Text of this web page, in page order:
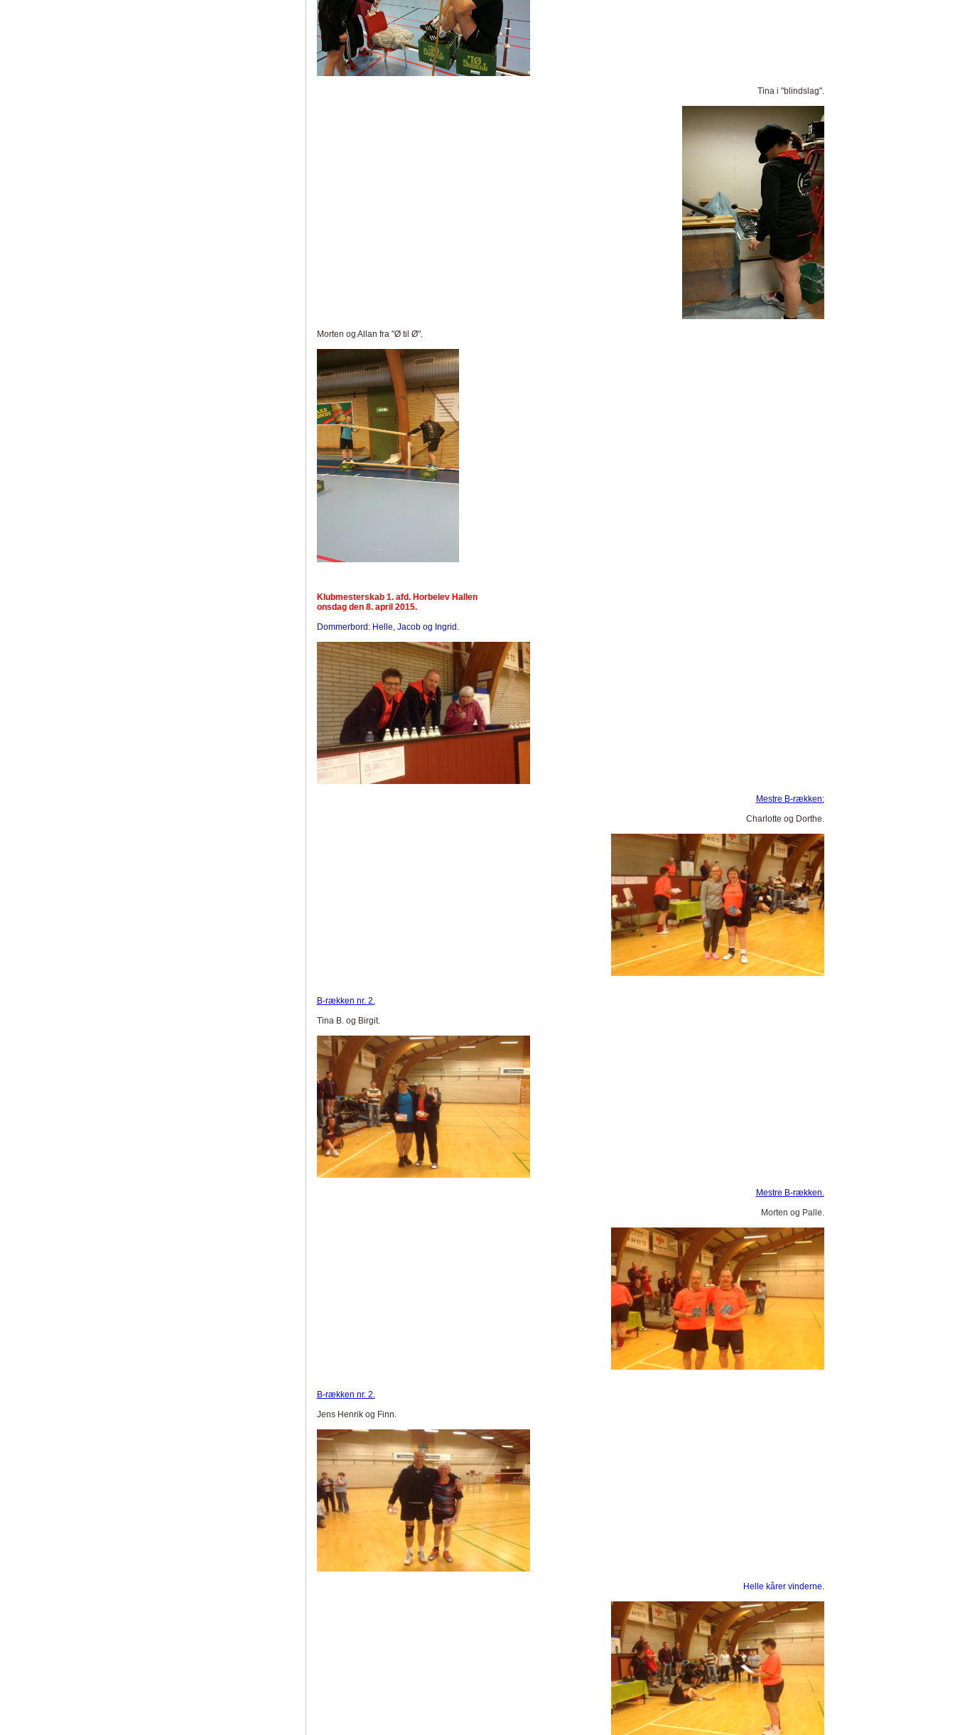
Tina i "blindslag".
Morten og Allan fra "Ø til Ø".
Klubmesterskab 1. afd. Horbelev Hallen
onsdag den 8. april 2015.
Dommerbord: Helle, Jacob og Ingrid.
Mestre B-rækken:
Charlotte og Dorthe.
B-rækken nr. 2.
Tina B. og Birgit.
Mestre B-rækken.
Morten og Palle.
B-rækken nr. 2.
Jens Henrik og Finn.
Helle kårer vinderne.